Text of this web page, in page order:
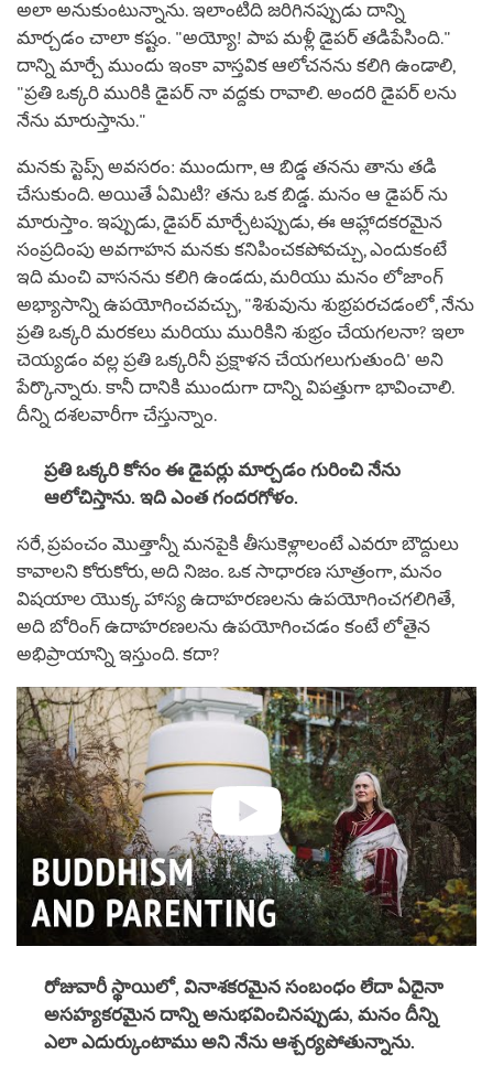
అలా అనుకుంటున్నాను. ఇలాంటిది జరిగినప్పుడు దాన్ని
మార్చడం చాలా కష్టం. "అయ్యో! పాప మళ్లీ డైపర్ తడిపేసింది."
దాన్ని మార్చే ముందు ఇంకా వాస్తవిక ఆలోచనను కలిగి ఉండాలి,
"ప్రతి ఒక్కరి మురికి డైపర్ నా వద్దకు రావాలి. అందరి డైపర్ లను
నేను మారుస్తాను."
మనకు స్టెప్స్ అవసరం: ముందుగా, ఆ బిడ్డ తనను తాను తడి
చేసుకుంది. అయితే ఏమిటి? తను ఒక బిడ్డ. మనం ఆ డైపర్ ను
మారుస్తాం. ఇప్పుడు, డైపర్ మార్చేటప్పుడు, ఈ ఆహ్లాదకరమైన
సంప్రదింపు అవగాహన మనకు కనిపించకపోవచ్చు, ఎందుకంటే
ఇది మంచి వాసనను కలిగి ఉండదు, మరియు మనం లోజాంగ్
అభ్యాసాన్ని ఉపయోగించవచ్చు, "శిశువును శుభ్రపరచడంలో, నేను
ప్రతి ఒక్కరి మరకలు మరియు మురికిని శుభ్రం చేయగలనా? ఇలా
చెయ్యడం వల్ల ప్రతి ఒక్కరినీ ప్రక్షాళన చేయగలుగుతుంది' అని
పేర్కొన్నారు. కానీ దానికి ముందుగా దాన్ని విపత్తుగా భావించాలి.
దీన్ని దశలవారీగా చేస్తున్నాం.
ప్రతి ఒక్కరి కోసం ఈ డైపర్లు మార్చడం గురించి నేను
ఆలోచిస్తాను. ఇది ఎంత గందరగోళం.
సరే, ప్రపంచం మొత్తాన్నీ మనపైకి తీసుకెళ్లాలంటే ఎవరూ బౌద్దులు
కావాలని కోరుకోరు, అది నిజం. ఒక సాధారణ సూత్రంగా, మనం
విషయాల యొక్క హాస్య ఉదాహరణలను ఉపయోగించగలిగితే,
అది బోరింగ్ ఉదాహరణలను ఉపయోగించడం కంటే లోతైన
అభిప్రాయాన్ని ఇస్తుంది. కదా?
రోజువారీ స్థాయిలో, వినాశకరమైన సంబంధం లేదా ఏదైనా
అసహ్యకరమైన దాన్ని అనుభవించినప్పుడు, మనం దీన్ని
ఎలా ఎదుర్కుంటాము అని నేను ఆశ్చర్యపోతున్నాను.